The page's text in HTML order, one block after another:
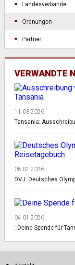
Landesverbände
Ordnungen
Partner
VERWANDTE
11.03.2026
Tansania:
05.02.2026
DVJ: Deutsches
04.01.2026
: Deine Spende für